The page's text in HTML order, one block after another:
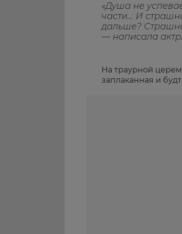
«Душа не
части... И
дальше?
— написала
На траурной
заплаканная и